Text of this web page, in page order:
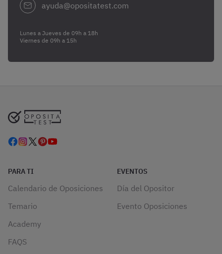
ayuda@opositatest.com
Lunes a Jueves de 09h a 18h
Viernes de 09h a 15h